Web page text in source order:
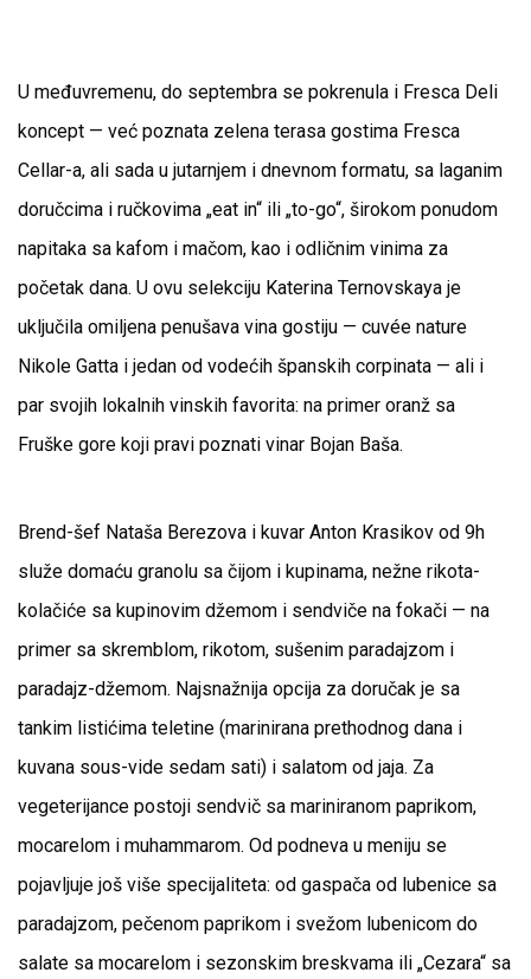
U međuvremenu, do septembra se pokrenula i Fresca Deli
koncept — već poznata zelena terasa gostima Fresca
Cellar-a, ali sada u jutarnjem i dnevnom formatu, sa laganim
doručcima i ručkovima „eat in“ ili „to-go“, širokom ponudom
napitaka sa kafom i mačom, kao i odličnim vinima za
početak dana. U ovu selekciju Katerina Ternovskaya je
uključila omiljena penušava vina gostiju — cuvée nature
Nikole Gatta i jedan od vodećih španskih corpinata — ali i
par svojih lokalnih vinskih favorita: na primer oranž sa
Fruške gore koji pravi poznati vinar Bojan Baša.
Brend-šef Nataša Berezova i kuvar Anton Krasikov od 9h
služe domaću granolu sa čijom i kupinama, nežne rikota-
kolačiće sa kupinovim džemom i sendviče na fokači — na
primer sa skremblom, rikotom, sušenim paradajzom i
paradajz-džemom. Najsnažnija opcija za doručak je sa
tankim listićima teletine (marinirana prethodnog dana i
kuvana sous-vide sedam sati) i salatom od jaja. Za
vegeterijance postoji sendvič sa mariniranom paprikom,
mocarelom i muhammarom. Od podneva u meniju se
pojavljuje još više specijaliteta: od gaspača od lubenice sa
paradajzom, pečenom paprikom i svežom lubenicom do
salate sa mocarelom i sezonskim breskvama ili „Cezara“ sa